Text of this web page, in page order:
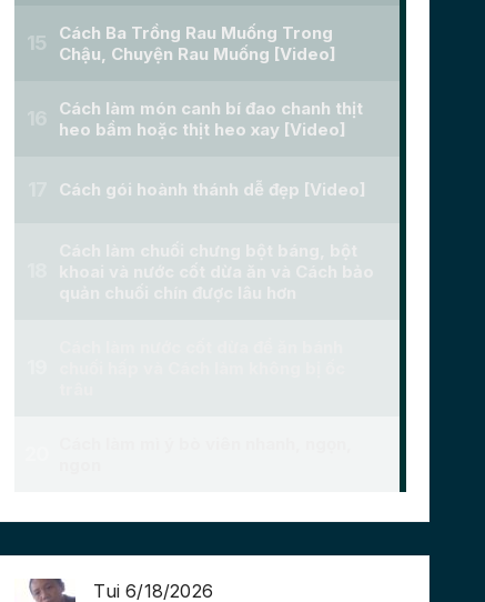
Tui 6/18/2026